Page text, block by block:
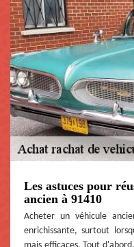
Les astuces pour
ancien à 91410
Acheter un véhicule
enrichissante, surtout